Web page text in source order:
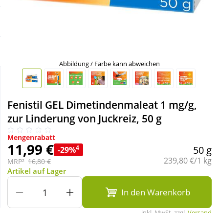
Natur & Homöopathie
Sanitätshaus
Sport & Fitness
Tierbedarf
Abbildung / Farbe kann abweichen
Fenistil GEL Dimetindenmaleat 1 mg/g,
zur Linderung von Juckreiz, 50 g
Mengenrabatt
11,99 € -29%4
MRP² 16,80 €
50 g
Grundpreis:
239,80 €/1 kg
Artikel auf Lager
In den Warenkorb